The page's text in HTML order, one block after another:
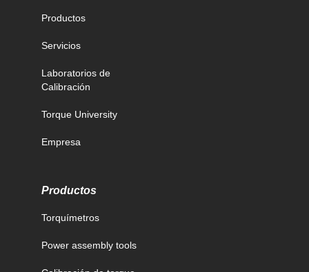
Productos
Servicios
Laboratorios de
Calibración
Torque University
Empresa
Productos
Torquímetros
Power assembly tools